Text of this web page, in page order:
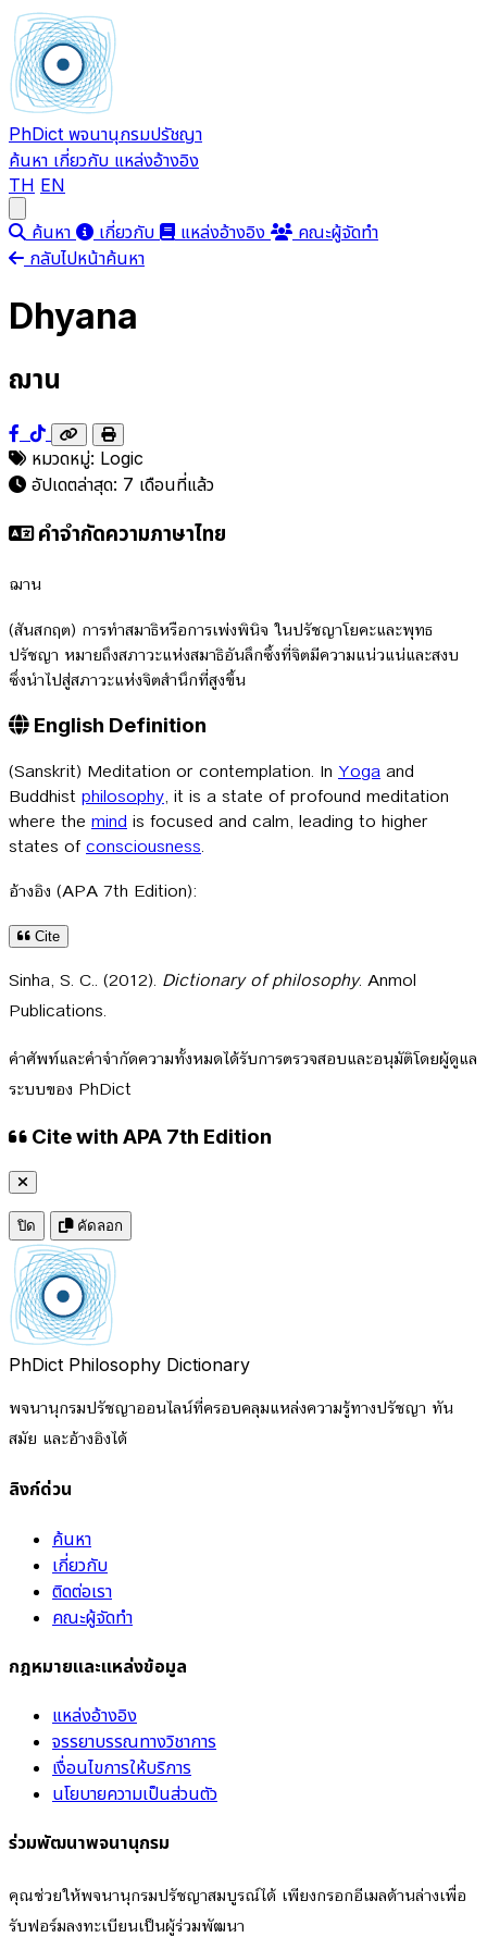
PhDict พจนานุกรมปรัชญา
ค้นหา เกี่ยวกับ แหล่งอ้างอิง
TH EN
ค้นหา เกี่ยวกับ แหล่งอ้างอิง
คณะผู้จัดทำ
กลับไปหน้าค้นหา
Dhyana
ฌาน
หมวดหมู่: Logic
อัปเดตล่าสุด: 7 เดือนที่แล้ว
คำจำกัดความภาษาไทย
ฌาน
(สันสกฤต) การทำสมาธิหรือการเพ่งพินิจ ในปรัชญาโยคะและพุทธ
ปรัชญา หมายถึงสภาวะแห่งสมาธิอันลึกซึ้งที่จิตมีความแน่วแน่และสงบ
ซึ่งนำไปสู่สภาวะแห่งจิตสำนึกที่สูงขึ้น
English Definition
(Sanskrit) Meditation or contemplation. In Yoga and
Buddhist philosophy, it is a state of profound meditation
where the mind is focused and calm, leading to higher
states ofconsciousness.
อ้างอิง (APA 7th Edition):
Cite
Sinha, S. C.. (2012). Dictionary of philosophy. Anmol
Publications.
คำศัพท์และคำจำกัดความทั้งหมดได้รับการตรวจสอบและอนุมัติโดยผู้ดูแล
ระบบของ PhDict
Cite with APA 7th Edition
ปิด คัดลอก
PhDict Philosophy Dictionary
พจนานุกรมปรัชญาออนไลน์ที่ครอบคลุมแหล่งความรู้ทางปรัชญา ทัน
สมัย และอ้างอิงได้
ลิงก์ด่วน
ค้นหา
เกี่ยวกับ
ติดต่อเรา
คณะผู้จัดทำ
กฎหมายและแหล่งข้อมูล
แหล่งอ้างอิง
จรรยาบรรณทางวิชาการ
เงื่อนไขการให้บริการ
นโยบายความเป็นส่วนตัว
ร่วมพัฒนาพจนานุกรม
คุณช่วยให้พจนานุกรมปรัชญาสมบูรณ์ได้ เพียงกรอกอีเมลด้านล่างเพื่อ
รับฟอร์มลงทะเบียนเป็นผู้ร่วมพัฒนา